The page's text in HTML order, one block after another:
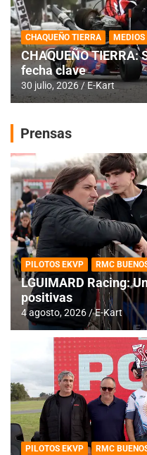
CHAQUEÑO TIERRA MEDIOS
CHAQUEÑO
fecha clave
30 julio, 2026 E-Kart
Prensas
PILOTOS EKVP RMC
LGUIMARD Racing:
positivas
4 agosto, 2026 E-Kart
PILOTOS EKVP RMC